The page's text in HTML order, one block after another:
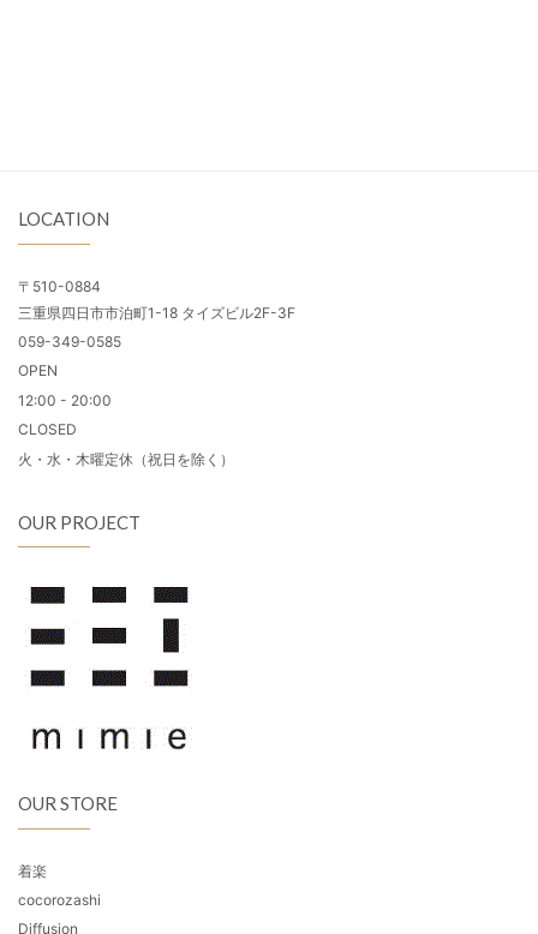
LOCATION
〒510-0884
三重県四日市市泊町1-18 タイズビル2F-3F
059-349-0585
OPEN
12:00 - 20:00
CLOSED
火・水・木曜定休（祝日を除く）
OUR PROJECT
OUR STORE
着楽
cocorozashi
Diffusion